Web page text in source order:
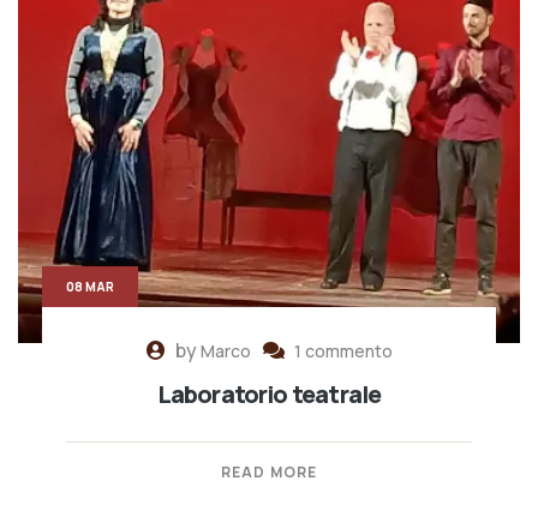
byMarco 1 commento
Laboratorio teatrale
READ MORE
08 MAR